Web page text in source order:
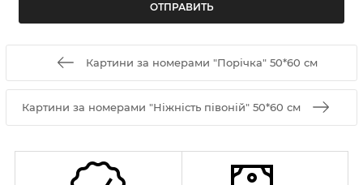
Картини за номерами "Порічка" 50*60 см
Картини за номерами "Ніжність півоній" 50*60 см